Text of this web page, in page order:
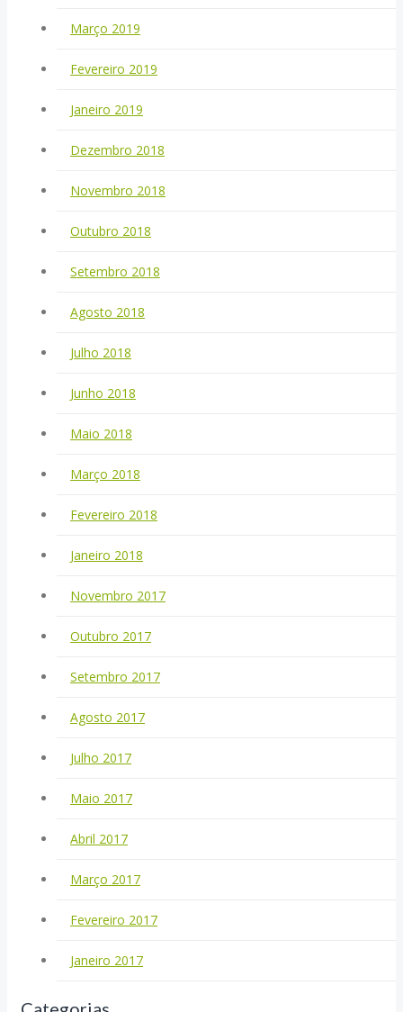
Março 2019
Fevereiro 2019
Janeiro 2019
Dezembro 2018
Novembro 2018
Outubro 2018
Setembro 2018
Agosto 2018
Julho 2018
Junho 2018
Maio 2018
Março 2018
Fevereiro 2018
Janeiro 2018
Novembro 2017
Outubro 2017
Setembro 2017
Agosto 2017
Julho 2017
Maio 2017
Abril 2017
Março 2017
Fevereiro 2017
Janeiro 2017